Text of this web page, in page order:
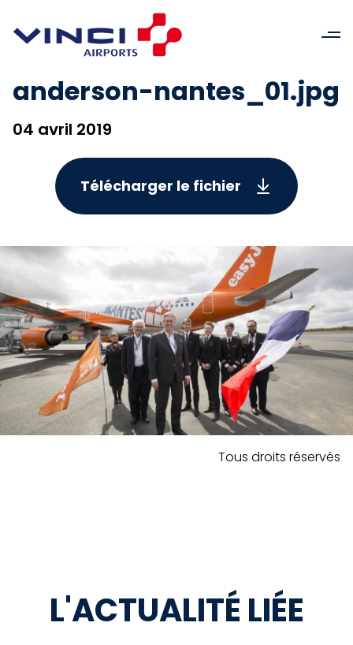
anderson-nantes_01.jpg
04 avril 2019
Télécharger le fichier
Tous droits réservés
L'ACTUALITÉ LIÉE